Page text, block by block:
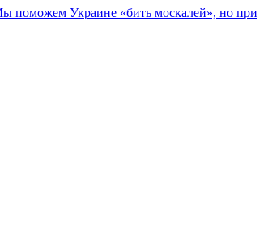
поможем Украине «бить москалей», но при